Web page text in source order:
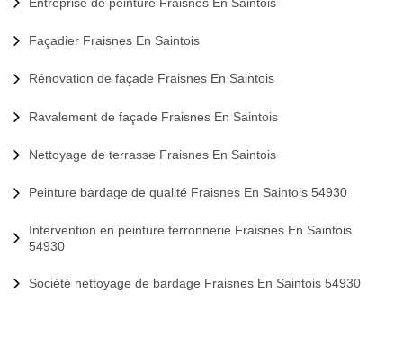
Façadier Fraisnes En Saintois
Rénovation de façade Fraisnes En Saintois
Ravalement de façade Fraisnes En Saintois
Nettoyage de terrasse Fraisnes En Saintois
Peinture bardage de qualité Fraisnes En Saintois 54930
Intervention en peinture ferronnerie Fraisnes En Saintois
54930
Société nettoyage de bardage Fraisnes En Saintois 54930